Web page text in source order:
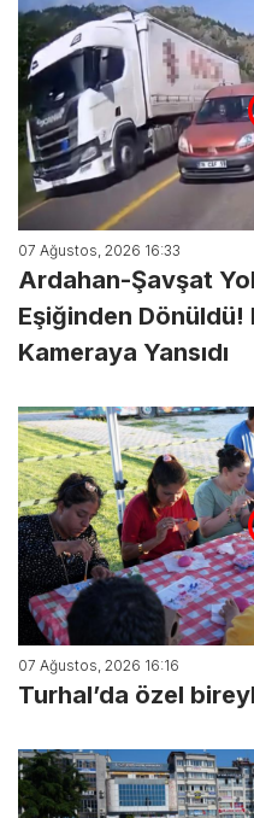
07 Ağustos, 2026 16:33
Ardahan-Şavşat
Eşiğinden Dönüldü!
Kameraya Yansıdı
07 Ağustos, 2026 16:16
Turhal’da özel